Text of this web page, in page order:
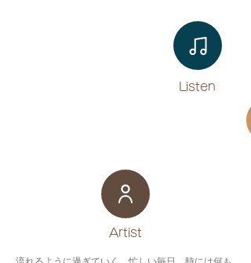
Listen​
​Artist